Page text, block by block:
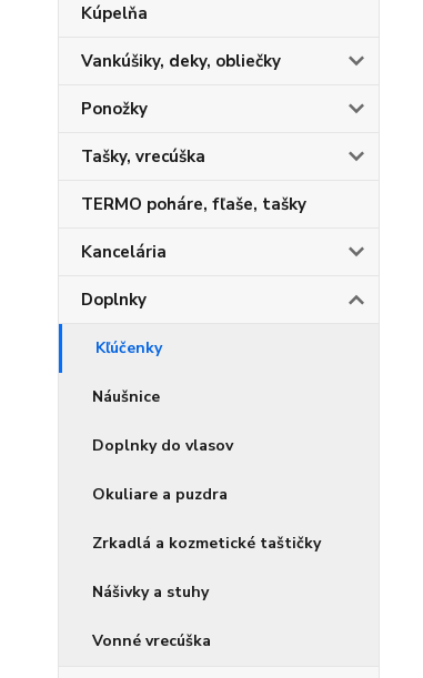
Kúpelňa
Vankúšiky, deky, obliečky
Ponožky
Tašky, vrecúška
TERMO poháre, fľaše, tašky
Kancelária
Doplnky
Kľúčenky
Náušnice
Doplnky do vlasov
Okuliare a puzdra
Zrkadlá a kozmetické taštičky
Nášivky a stuhy
Vonné vrecúška